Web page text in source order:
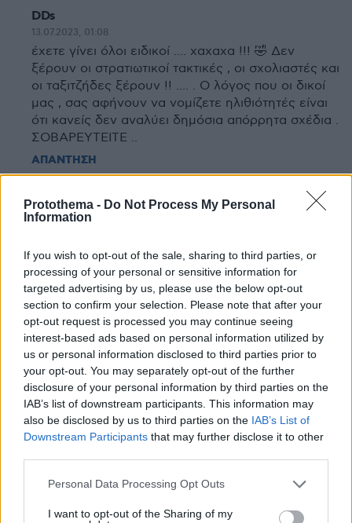
Protothema - Do Not Process My Personal
Information
If you wish to opt-out of the sale, sharing to third parties, or
processing of your personal or sensitive information for
targeted advertising by us, please use the below opt-out
section to confirm your selection. Please note that after your
opt-out request is processed you may continue seeing
interest-based ads based on personal information utilized by
us or personal information disclosed to third parties prior to
your opt-out. You may separately opt-out of the further
disclosure of your personal information by third parties on the
IAB’s list of downstream participants. This information may
also be disclosed by us to third parties on the IAB’s List of
Downstream Participants that may further disclose it to other
Please note that this website/app uses one or more Google
not limited to your visit or usage behaviour. You may click to
Personal Data Processing Opt Outs
I want to opt-out of the Sharing of my
DDs
13.07.2023, 01:08
έχετε γίνει όλοι ειδικοί .... χαχαχα !!! 🤣 Δεν
ξέρουν οι στρατιωτικοί τακτικές , οι σχολιαστές και
οι ταξιτζήδες ξέρουν !! .... . Ο λόγος που οι δικοί
μας , σας αφήνουν να νομίζετε ηλιθιότητές είναι
ότι κανείς δεν αναλύει δημόσια απόρρητα σχέδια .
ΣΟΒΑΡΕΥΤΕΙΤΕ ..
ΑΠΑΝΤΗΣΗ
12.07.2023, 22:14
Γιατί "Φορμίων" και όχι....... "Καραγκιοζίων" ;
ΑΠΑΝΤΗΣΗ
ARIS3
12.07.2023, 22:10
Ελπίζω σύντομα να παραγγείλουμε και την Τετάρτη
και μετά να πάρουν σειρά οι κορβέτες.
ΑΠΑΝΤΗΣΗ
12.07.2023, 22:07